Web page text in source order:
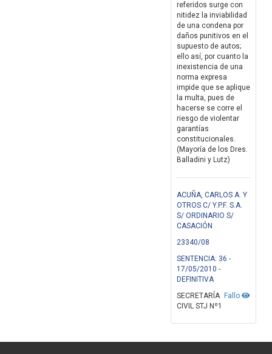
referidos surge con
nitidez la inviabilidad
de una condena por
daños punitivos en el
supuesto de autos;
ello así, por cuanto la
inexistencia de una
norma expresa
impide que se aplique
la multa, pues de
hacerse se corre el
riesgo de violentar
garantías
constitucionales.
(Mayoría de los Dres.
Balladini y Lutz)
ACUÑA, CARLOS A. Y
OTROS C/ Y.P.F. S.A.
S/ ORDINARIO S/
CASACIÓN
23340/08
SENTENCIA: 36 -
17/05/2010 -
DEFINITIVA
Fallo
SECRETARÍA
CIVIL STJ Nº1